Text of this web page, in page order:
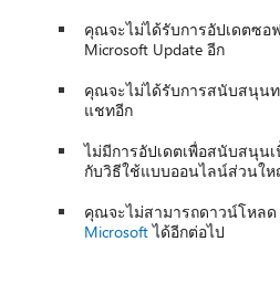
คุณจะไม่ได้รับการอัปเดตซอ
Microsoft Update อีก
คุณจะไม่ได้รับการสนับสนุน
แชทอีก
ไม่มีการอัปเดตเพื่อสนับสนุน
กับวิธีใช้แบบออนไลน์ส่วนให
คุณจะไม่สามารถดาวน์โหลด
Microsoftได้อีกต่อไป